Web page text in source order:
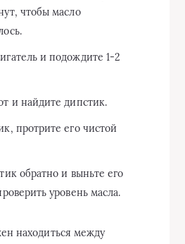
чтобы масло
и подождите 1-2
и найдите дипстик.
протрите его чистой
обратно и выньте его
уровень масла.
находиться между